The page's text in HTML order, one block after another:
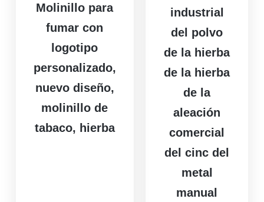
Molinillo para
fumar con
logotipo
personalizado,
nuevo diseño,
molinillo de
tabaco, hierba
industrial
del polvo
de la hierba
de la hierba
de la
aleación
comercial
del cinc del
metal
manual